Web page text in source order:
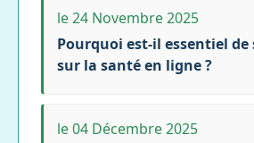
le 24 Novembre 2025
Pourquoi est-il essentiel
sur la santé en ligne ?
le 04 Décembre 2025